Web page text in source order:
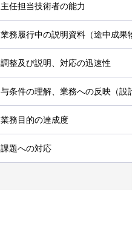
主任担当技術者の能力
業務履行中の説明資料（途中成果
調整及び説明、対応の迅速性
与条件の理解、業務への反映（設
業務目的の達成度
課題への対応